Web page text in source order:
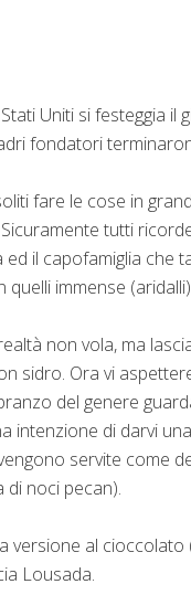
Uniti si festeggia
fondatori
fare le cose in
tutti
il capofamiglia che
immense
non vola, ma
sidro. Ora vi
del genere
intenzione di darvi
servite come
noci pecan).
versione al
Lousada.